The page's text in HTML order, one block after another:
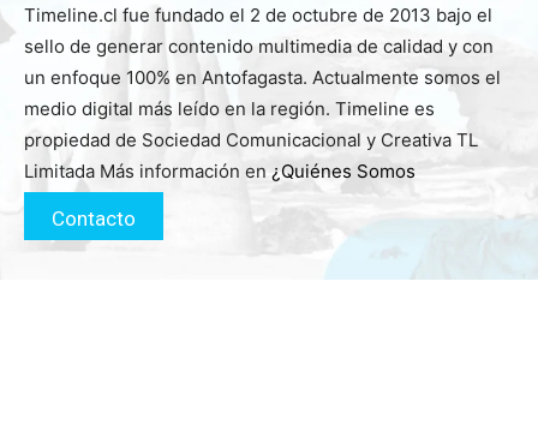
Timeline.cl fue fundado el 2 de octubre de 2013 bajo el
sello de generar contenido multimedia de calidad y con
un enfoque 100% en Antofagasta. Actualmente somos el
medio digital más leído en la región. Timeline es
propiedad de Sociedad Comunicacional y Creativa TL
Limitada Más información en ¿Quiénes Somos
Contacto